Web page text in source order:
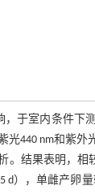
于室内条件下
光440 nm和紫
结果表明，相
），单雌产卵